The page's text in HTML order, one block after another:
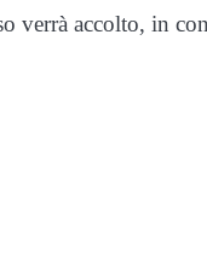
verrà accolto, in